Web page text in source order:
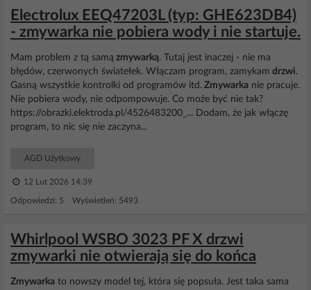
Electrolux EEQ47203L (typ: GHE623DB4)
- zmywarka nie pobiera wody i nie startuje.
Mam problem z tą samą zmywarką. Tutaj jest inaczej - nie ma
błędów, czerwonych światełek. Włączam program, zamykam drzwi.
Gasną wszystkie kontrolki od programów itd. Zmywarka nie pracuje.
Nie pobiera wody, nie odpompowuje. Co może być nie tak?
https://obrazki.elektroda.pl/4526483200_... Dodam, że jak włączę
program, to nic się nie zaczyna...
AGD Użytkowy
12 Lut 2026 14:39
Odpowiedzi: 5 Wyświetleń: 5493
Whirlpool WSBO 3023 PF X drzwi
zmywarki nie otwierają się do końca
Zmywarka to nowszy model tej, która się popsuła. Jest taka sama